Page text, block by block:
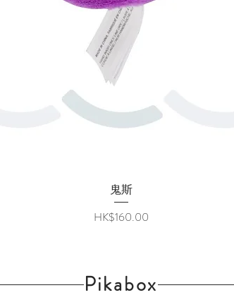
快速瀏覽
鬼斯
價格
HK$160.00
Pikabox